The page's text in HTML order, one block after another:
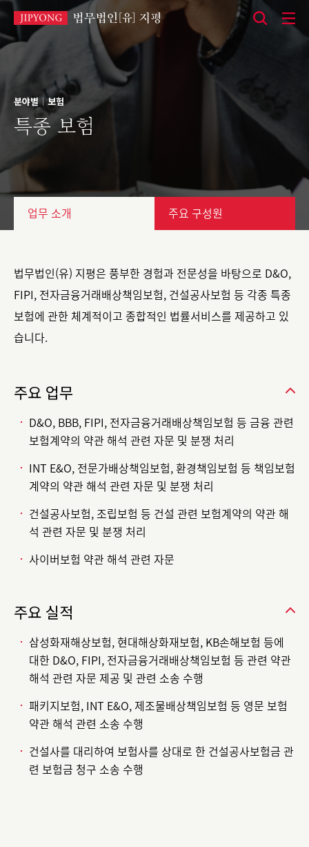
본
문
가
분야별 | 보험
특종 보험
업무 소개 주요 구성원
법무법인(유) 지평은 풍부한 경험과 전문성을 바탕으로 D&O,
FIPI, 전자금융거래배상책임보험, 건설공사보험 등 각종 특종
보험에 관한 체계적이고 종합적인 법률서비스를 제공하고 있
습니다.
주요 업무
D&O, BBB, FIPI, 전자금융거래배상책임보험 등 금융 관련
보험계약의 약관 해석 관련 자문 및 분쟁 처리
INT E&O, 전문가배상책임보험, 환경책임보험 등 책임보험
계약의 약관 해석 관련 자문 및 분쟁 처리
건설공사보험, 조립보험 등 건설 관련 보험계약의 약관 해
석 관련 자문 및 분쟁 처리
사이버보험 약관 해석 관련 자문
주요 실적
삼성화재해상보험, 현대해상화재보험, KB손해보험 등에
대한 D&O, FIPI, 전자금융거래배상책임보험 등 관련 약관
해석 관련 자문 제공 및 관련 소송 수행
패키지보험, INT E&O, 제조물배상책임보험 등 영문 보험
약관 해석 관련 소송 수행
건설사를 대리하여 보험사를 상대로 한 건설공사보험금 관
련 보험금 청구 소송 수행